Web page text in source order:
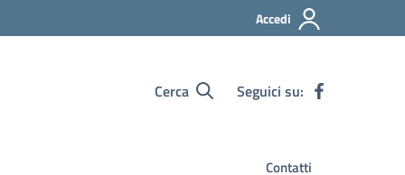
Accedi
Cerca Seguici su:
Contatti